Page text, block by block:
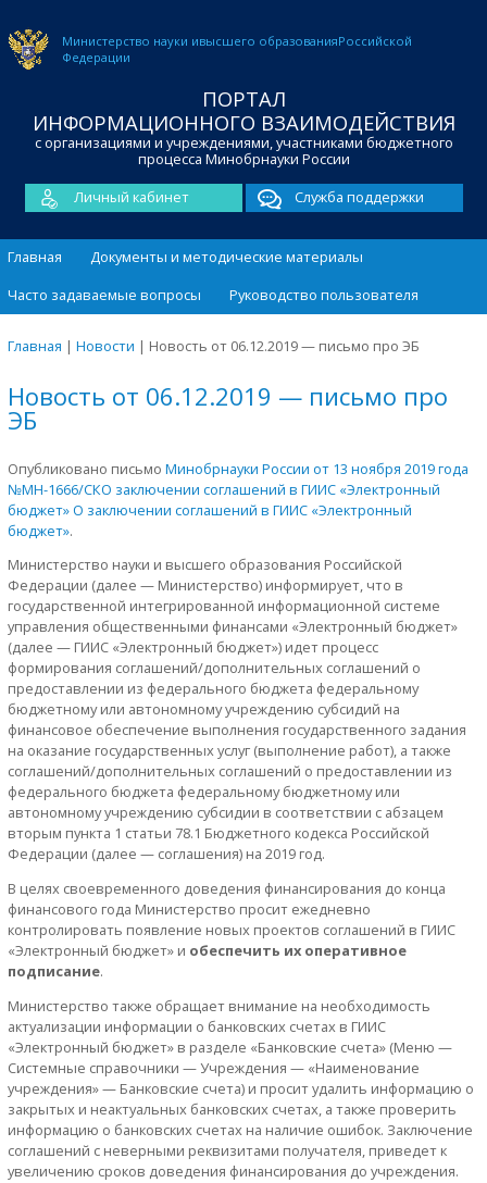
Министерство науки ивысшего образованияРоссийской
Федерации
ПОРТАЛ
ИНФОРМАЦИОННОГО ВЗАИМОДЕЙСТВИЯ
с организациями и учреждениями, участниками бюджетного
процесса Минобрнауки России
Личный кабинет
Служба поддержки
Главная
Документы и методические материалы
Часто задаваемые вопросы
Руководство пользователя
Главная | Новости | Новость от 06.12.2019 — письмо про ЭБ
Новость от 06.12.2019 — письмо про
ЭБ
Опубликовано письмо Минобрнауки России от 13 ноября 2019 года
№МН-1666/СКО заключении соглашений в ГИИС «Электронный
бюджет» О заключении соглашений в ГИИС «Электронный
бюджет».
Министерство науки и высшего образования Российской
Федерации (далее — Министерство) информирует, что в
государственной интегрированной информационной системе
управления общественными финансами «Электронный бюджет»
(далее — ГИИС «Электронный бюджет») идет процесс
формирования соглашений/дополнительных соглашений о
предоставлении из федерального бюджета федеральному
бюджетному или автономному учреждению субсидий на
финансовое обеспечение выполнения государственного задания
на оказание государственных услуг (выполнение работ), а также
соглашений/дополнительных соглашений о предоставлении из
федерального бюджета федеральному бюджетному или
автономному учреждению субсидии в соответствии с абзацем
вторым пункта 1 статьи 78.1 Бюджетного кодекса Российской
Федерации (далее — соглашения) на 2019 год.
В целях своевременного доведения финансирования до конца
финансового года Министерство просит ежедневно
контролировать появление новых проектов соглашений в ГИИС
«Электронный бюджет» и обеспечить их оперативное
подписание.
Министерство также обращает внимание на необходимость
актуализации информации о банковских счетах в ГИИС
«Электронный бюджет» в разделе «Банковские счета» (Меню —
Системные справочники — Учреждения — «Наименование
учреждения» — Банковские счета) и просит удалить информацию о
закрытых и неактуальных банковских счетах, а также проверить
информацию о банковских счетах на наличие ошибок. Заключение
соглашений с неверными реквизитами получателя, приведет к
увеличению сроков доведения финансирования до учреждения.